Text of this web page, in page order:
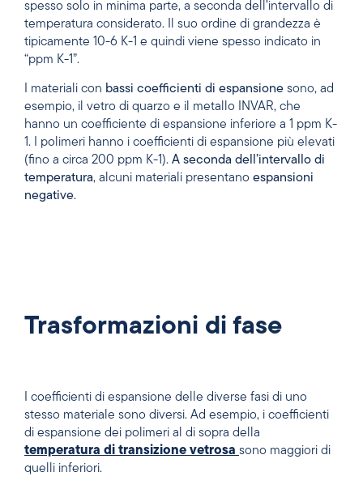
spesso solo in minima parte, a seconda dell’intervallo di
temperatura considerato. Il suo ordine di grandezza è
tipicamente 10-6 K-1 e quindi viene spesso indicato in
“ppm K-1”.
I materiali con bassi coefficienti di espansione sono, ad
esempio, il vetro di quarzo e il metallo INVAR, che
hanno un coefficiente di espansione inferiore a 1 ppm K-
1. I polimeri hanno i coefficienti di espansione più elevati
(fino a circa 200 ppm K-1). A seconda dell’intervallo di
temperatura, alcuni materiali presentano espansioni
negative.
Trasformazioni di fase
I coefficienti di espansione delle diverse fasi di uno
stesso materiale sono diversi. Ad esempio, i coefficienti
di espansione dei polimeri al di sopra della
temperatura di transizione vetrosa sono maggiori di
quelli inferiori.